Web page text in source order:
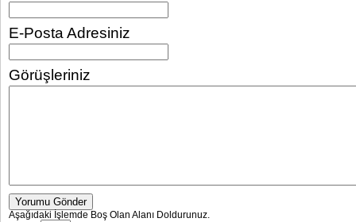
E-Posta Adresiniz
Görüşleriniz
Yorumu Gönder
Aşağıdaki İşlemde Boş Olan Alanı Doldurunuz.